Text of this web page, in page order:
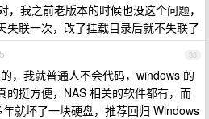
，我之前老版本的时候也没这个问题，
失联一次，改了挂载目录后就不失联了
33
，我就普通人不会代码，windows 的
的挺方便，NAS 相关的软件都有，而
就坏了一块硬盘，推荐回归 Windows